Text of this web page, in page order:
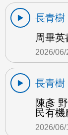
長青樹
周畢
2026/06/
長青樹
陳彥
民有
2026/06/